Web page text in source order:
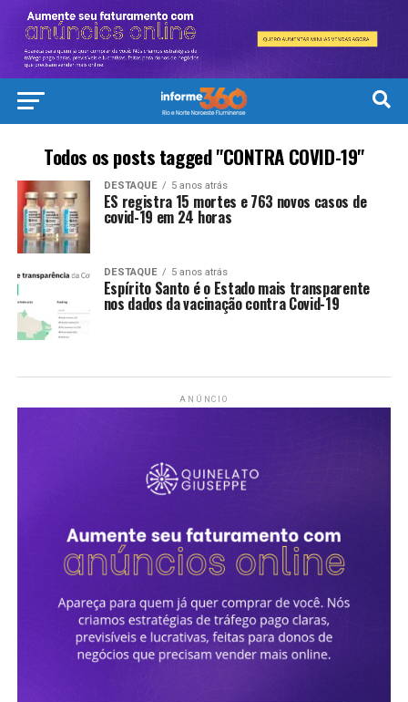
Todos os posts tagged "CONTRA COVID-19"
DESTAQUE 5 anos atrás
ES registra 15 mortes e 763 novos casos de
covid-19 em 24 horas
DESTAQUE 5 anos atrás
Espírito Santo é o Estado mais transparente
nos dados da vacinação contra Covid-19
ANÚNCIO